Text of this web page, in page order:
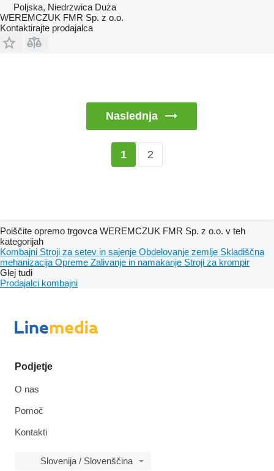
Poljska, Niedrzwica Duża
WEREMCZUK FMR Sp. z o.o.
Kontaktirajte prodajalca
Naslednja
1 2
Poiščite opremo trgovca WEREMCZUK FMR Sp. z o.o. v teh
kategorijah
Kombajni Stroji za setev in sajenje Obdelovanje zemlje Skladiščna
mehanizacija Opreme Zalivanje in namakanje Stroji za krompir
Glej tudi
Prodajalci kombajni
Podjetje
O nas
Pomoč
Kontakti
Slovenija / Slovenščina